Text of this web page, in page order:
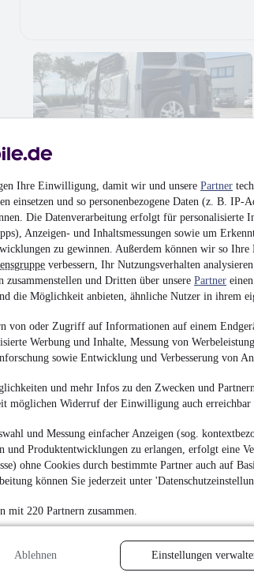
Ihre Einwilligung, damit wir und unsere Partner
einsetzen und so personenbezogene Daten (z. B. IP-
Die Datenverarbeitung erfolgt für personalisierte
Anzeigen- und Inhaltsmessungen sowie um
zu gewinnen. Außerdem können wir so Ihre
verbessern, Ihr Nutzungsverhalten
zusammenstellen und Dritten über unsere Partner
die Möglichkeit anbieten, ähnliche Nutzer in ihrem
von oder Zugriff auf Informationen auf einem
Werbung und Inhalte, Messung von
sowie Entwicklung und Verbesserung von
und mehr Infos zu den Zwecken und
möglichen Widerruf der Einwilligung auch
und Messung einfacher Anzeigen (sog.
und Produktentwicklungen zu erlangen, erfolgt eine
ohne Cookies durch bestimmte Partner auch auf
können Sie jederzeit unter
mit 220 Partnern zusammen.
Ablehnen Einstellungen
¹ MwSt. ausweisbar